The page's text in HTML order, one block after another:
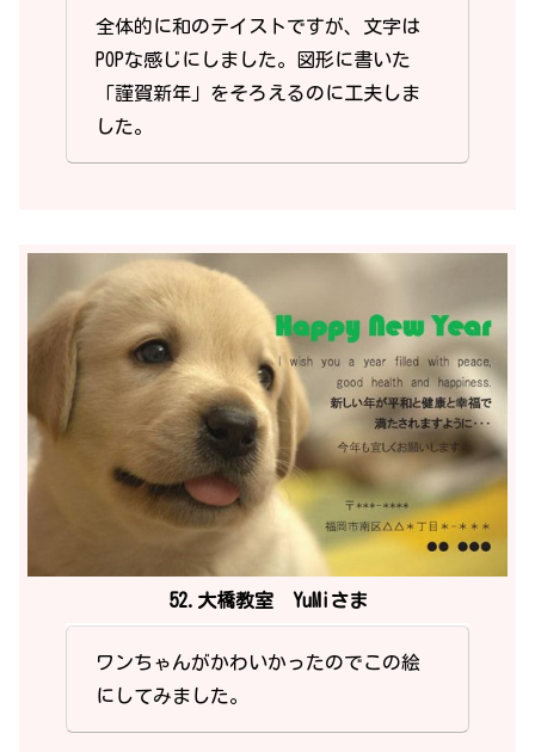
全体的に和のテイストですが、文字は
POPな感じにしました。図形に書いた
「謹賀新年」をそろえるのに工夫しま
した。
52.大橋教室 YuMiさま
ワンちゃんがかわいかったのでこの絵
にしてみました。